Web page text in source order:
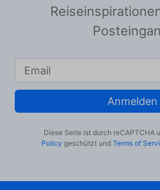
Anmelden
Diese Seite ist durch reCAPTCHA
Policy geschützt und Terms of